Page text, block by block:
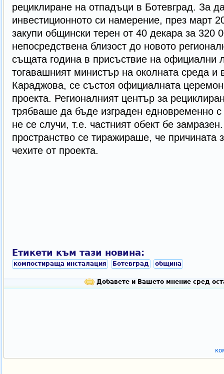
рециклиране на отпадъци в Ботевград. За
инвестиционното си намерение, през март
закупи общински терен от 40 декара за 320
непосредствена близост до новото
същата година в присъствие на официални
тогавашният министър на околната среда и
Караджова, се състоя официалната
проекта. Регионалният център за
трябваше да бъде изграден едновременно
не се случи, т.е. частният обект бе
пространство се тиражираше, че причината
чехите от проекта.
Етикети към тази новина:
компостираща инсталация Ботевград община
Добавете и Вашето мнение сред